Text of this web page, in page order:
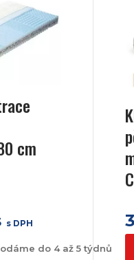
cm
s DPH
do 4 až 5 týdnů